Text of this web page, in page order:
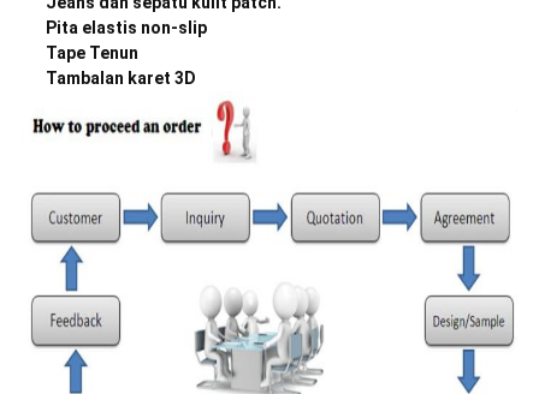
Pita elastis non-slip
Tape Tenun
Tambalan karet 3D